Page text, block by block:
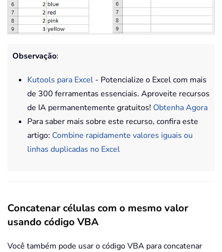
Observação:
Kutools para Excel - Potencialize o Excel com mais
de 300 ferramentas essenciais. Aproveite recursos
de IA permanentemente gratuitos! Obtenha Agora
Para saber mais sobre este recurso, confira este
artigo: Combine rapidamente valores iguais ou
linhas duplicadas no Excel
Concatenar células com o mesmo valor
usando código VBA
Você também pode usar o código VBA para concatenar